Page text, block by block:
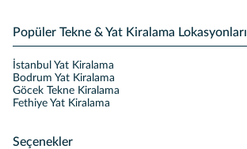
Popüler Tekne & Yat Kiralama Lokasyonları
İstanbul Yat Kiralama
Bodrum Yat Kiralama
Göcek Tekne Kiralama
Fethiye Yat Kiralama
Seçenekler